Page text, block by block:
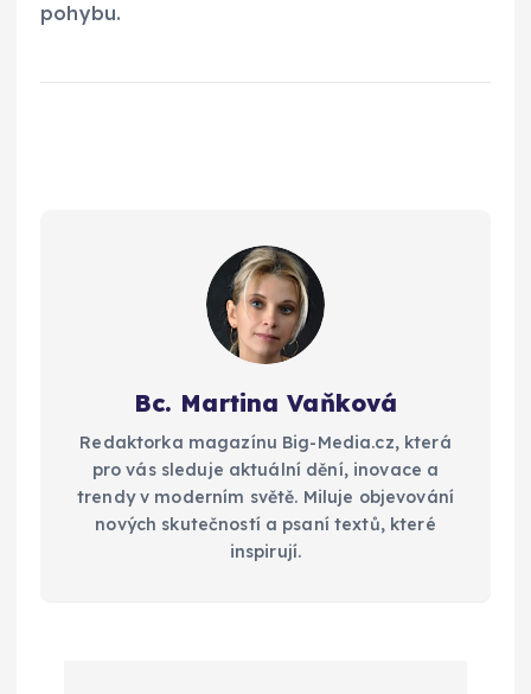
pohybu.
Bc. Martina Vaňková
Redaktorka magazínu Big-Media.cz, která
pro vás sleduje aktuální dění, inovace a
trendy v moderním světě. Miluje objevování
nových skutečností a psaní textů, které
inspirují.